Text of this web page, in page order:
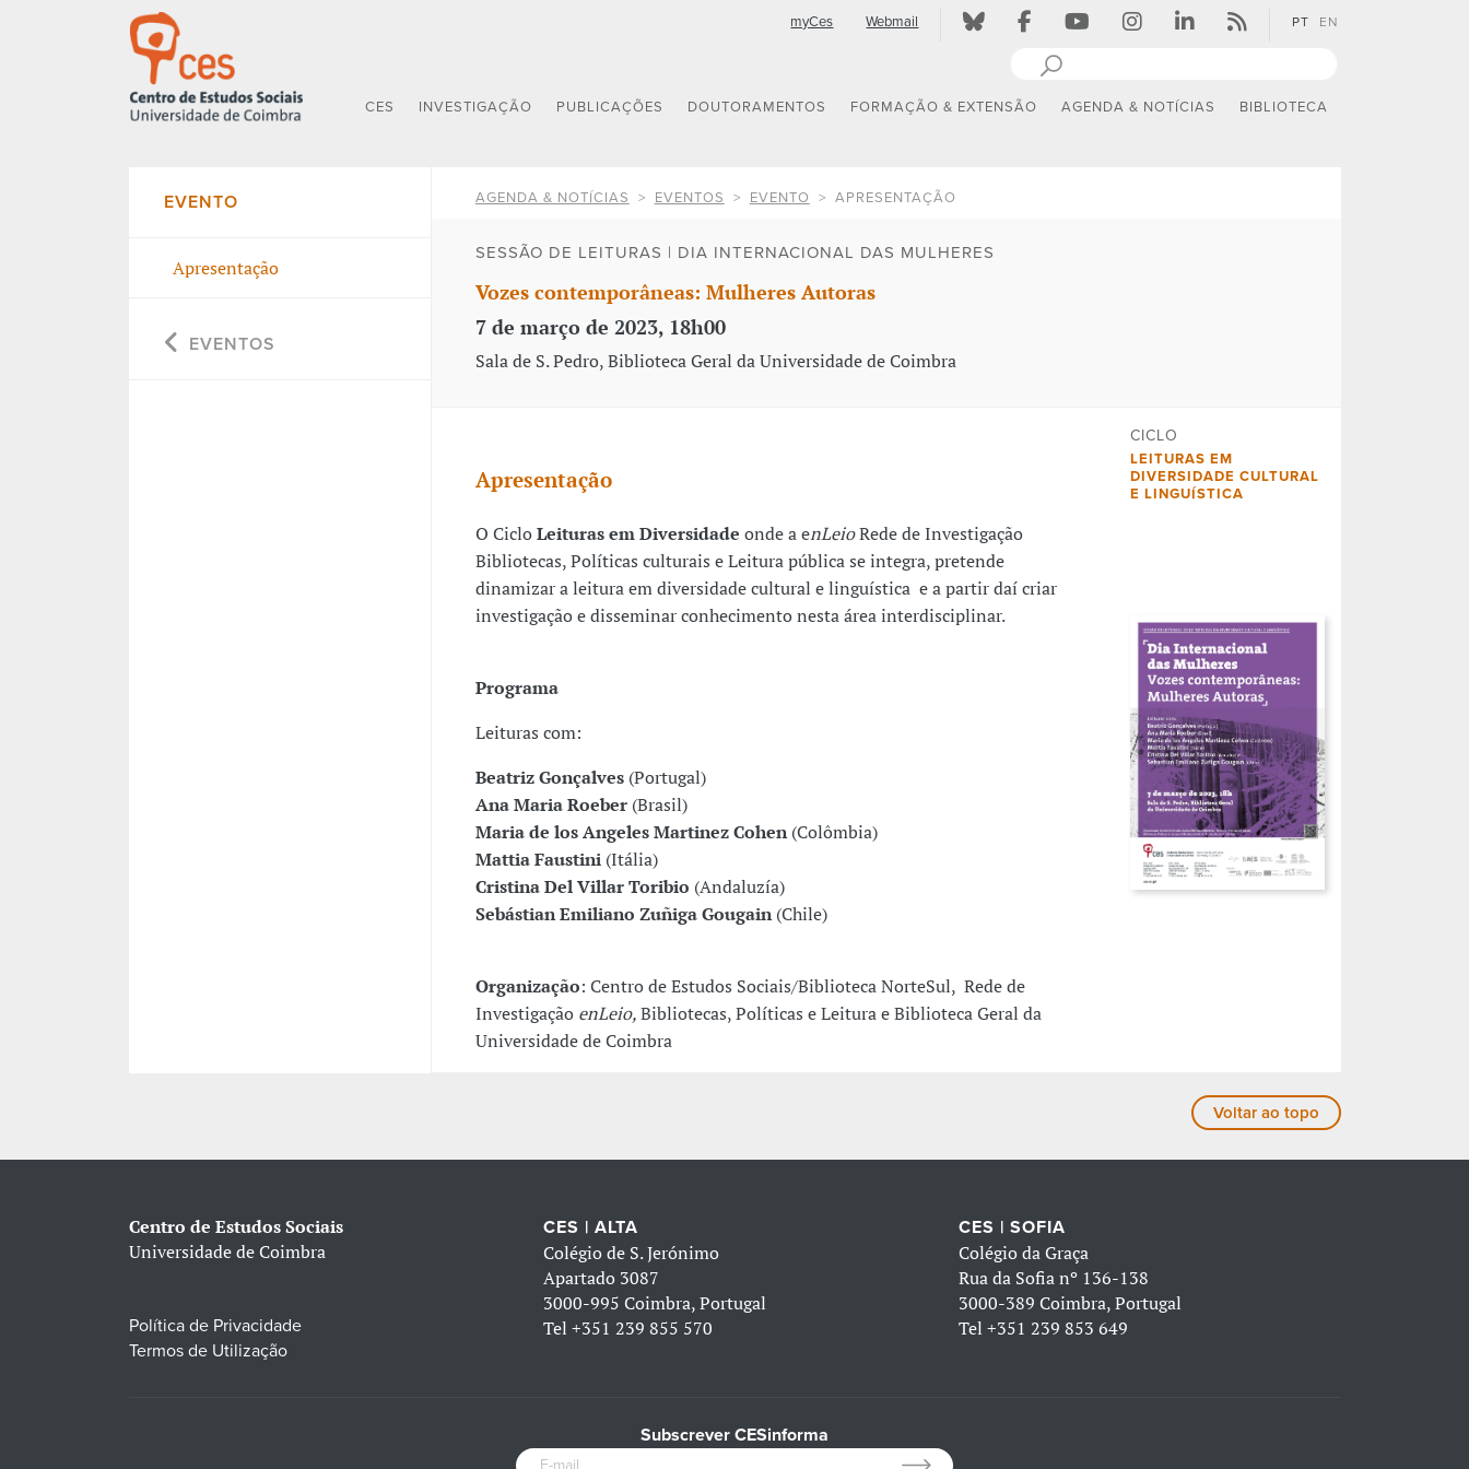
myCes Webmail PT EN
CES INVESTIGAÇÃO PUBLICAÇÕES DOUTORAMENTOS FORMAÇÃO & EXTENSÃO AGENDA & NOTÍCIAS BIBLIOTECA
EVENTO
Apresentação
EVENTOS
AGENDA & NOTÍCIAS EVENTOS EVENTO APRESENTAÇÃO
SESSÃO DE LEITURAS | DIA INTERNACIONAL DAS MULHERES
Vozes contemporâneas: Mulheres Autoras
7 de março de 2023, 18h00
Sala de S. Pedro, Biblioteca Geral da Universidade de Coimbra
Apresentação
O CicloLeituras em Diversidade onde a enLeioRede de Investigação
Bibliotecas, Políticas culturais e Leitura pública se integra, pretende
dinamizar a leitura em diversidade cultural e linguística e a partir daí criar
investigação e disseminar conhecimento nesta área interdisciplinar.
Programa
Leituras com:
Beatriz Gonçalves (Portugal)
Ana Maria Roeber(Brasil)
Maria de los Angeles Martinez Cohen(Colômbia)
Mattia Faustini (Itália)
Cristina Del Villar Toribio (Andaluzía)
Sebástian Emiliano Zuñiga Gougain (Chile)
Organização: Centro de Estudos Sociais/Biblioteca NorteSul, Rede de
Investigação enLeio,Bibliotecas, Políticas e Leitura e Biblioteca Geral da
Universidade de Coimbra
CICLO
LEITURAS EM
DIVERSIDADE CULTURAL
E LINGUÍSTICA
Voltar ao topo
Centro de Estudos Sociais
Universidade de Coimbra
Política de Privacidade
Termos de Utilização
CES | ALTA
Colégio de S. Jerónimo
Apartado 3087
3000-995 Coimbra, Portugal
Tel+351 239 855 570
CES | SOFIA
Colégio da Graça
Rua da Sofia nº 136-138
3000-389 Coimbra, Portugal
Tel +351 239 853 649
Subscrever CESinforma